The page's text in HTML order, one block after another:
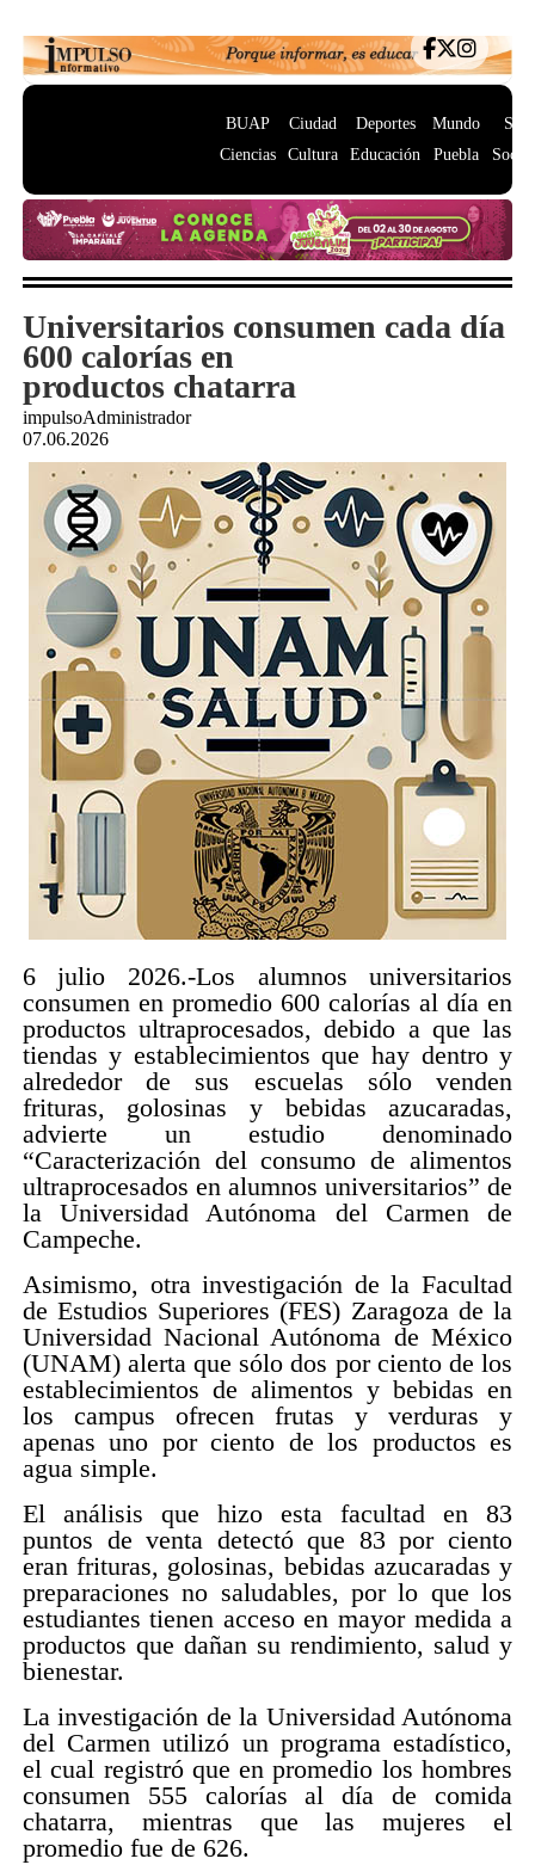
BUAP
Ciencias
Ciudad
Cultura
Deportes
Educación
Mundo
Puebla
Universitarios consumen cada día
600 calorías en
productos chatarra
impulsoAdministrador
07.06.2026
6 julio 2026.-Los alumnos universitarios
consumen en promedio 600 calorías al día en
productos ultraprocesados, debido a que las
tiendas y establecimientos que hay dentro y
alrededor de sus escuelas sólo venden
frituras, golosinas y bebidas azucaradas,
advierte un estudio denominado
“Caracterización del consumo de alimentos
ultraprocesados en alumnos universitarios” de
la Universidad Autónoma del Carmen de
Campeche.
Asimismo, otra investigación de la Facultad
de Estudios Superiores (FES) Zaragoza de la
Universidad Nacional Autónoma de México
(UNAM) alerta que sólo dos por ciento de los
establecimientos de alimentos y bebidas en
los campus ofrecen frutas y verduras y
apenas uno por ciento de los productos es
agua simple.
El análisis que hizo esta facultad en 83
puntos de venta detectó que 83 por ciento
eran frituras, golosinas, bebidas azucaradas y
preparaciones no saludables, por lo que los
estudiantes tienen acceso en mayor medida a
productos que dañan su rendimiento, salud y
bienestar.
La investigación de la Universidad Autónoma
del Carmen utilizó un programa estadístico,
el cual registró que en promedio los hombres
consumen 555 calorías al día de comida
chatarra, mientras que las mujeres el
promedio fue de 626.